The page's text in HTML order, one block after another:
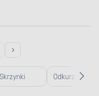
Skrzynki Odkurzacze